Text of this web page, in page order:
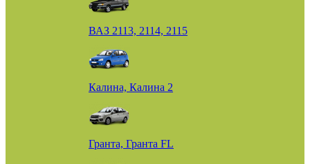
ВАЗ 2113, 2114, 2115
Калина, Калина 2
Гранта, Гранта FL